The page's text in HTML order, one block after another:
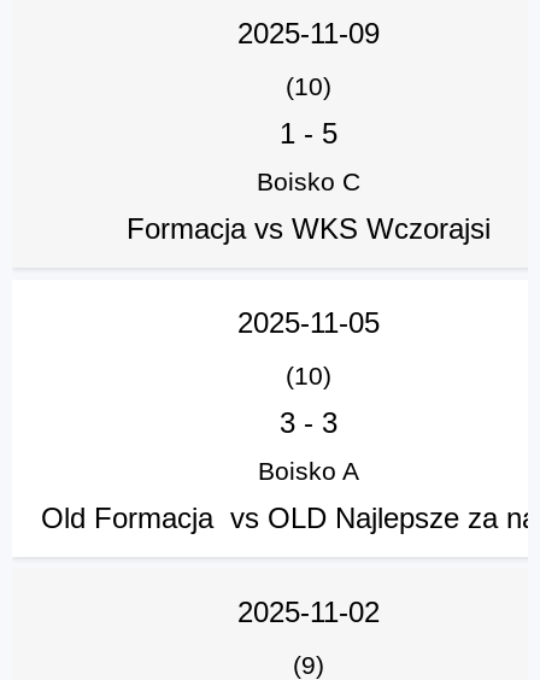
2025-11-09
(10)
1- 5
Boisko C
Formacja vs WKS Wczorajsi
2025-11-05
(10)
3- 3
Boisko A
Old Formacja vs OLD Najlepsze za
2025-11-02
(9)